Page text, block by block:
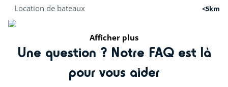
Location de bateaux <5km
Plongée
Afficher plus
Une question ? Notre FAQ est là
pour vous aider